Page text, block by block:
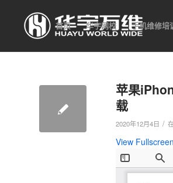
首页 华宇网校 手机维修培
苹果
载
2020年12月4日 /
View Fullscreen